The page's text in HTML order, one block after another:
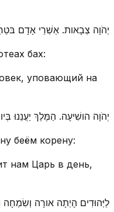
יְהֹוָה צְבָאות. אַשְׁרֵי אָדָם
бах:
уповающий на
יְהֹוָה הושִׁיעָה. הַמֶּלֶךְ יַעֲנֵנוּ
беём корену:
нам Царь в день,
לַיְּהוּדִים הָיְתָה אורָה וְשִׂמְחָה